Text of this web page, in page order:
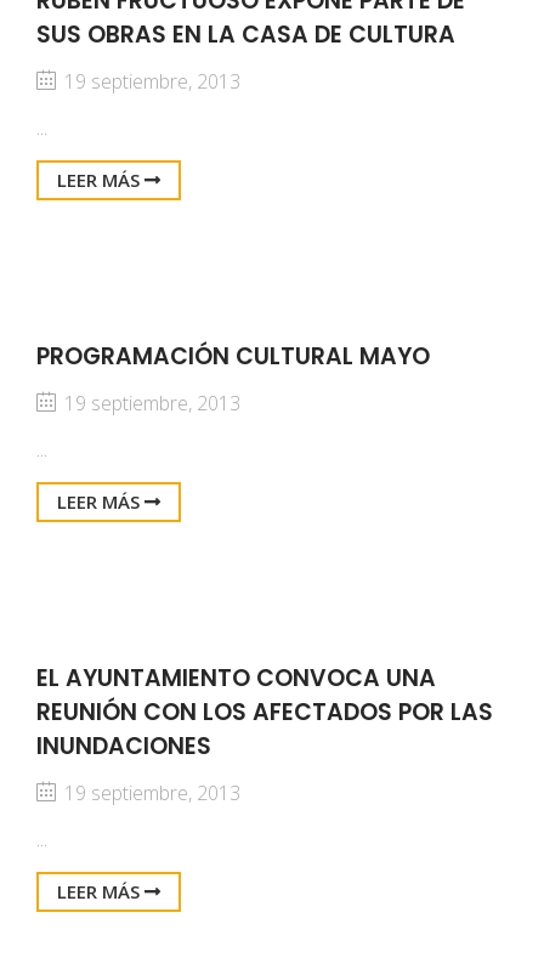
SUS OBRAS EN LA CASA DE CULTURA
19 septiembre, 2013
...
LEER MÁS
PROGRAMACIÓN CULTURAL MAYO
19 septiembre, 2013
...
LEER MÁS
EL AYUNTAMIENTO CONVOCA UNA
REUNIÓN CON LOS AFECTADOS POR LAS
INUNDACIONES
19 septiembre, 2013
...
LEER MÁS